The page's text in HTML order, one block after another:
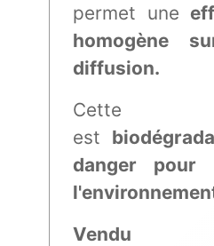
permet une
homogène
diffusion.
Cette
est
danger pour